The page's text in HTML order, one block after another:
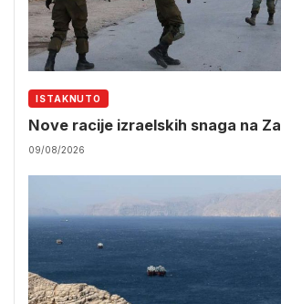
ISTAKNUTO
Nove racije izraelskih snaga na
09/08/2026